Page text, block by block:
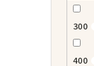
300
400